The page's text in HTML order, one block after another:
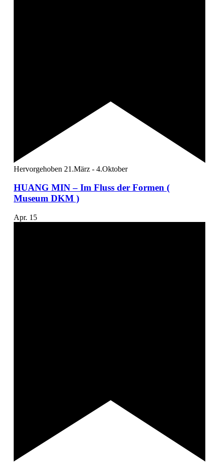
Hervorgehoben 21.März - 4.Oktober
HUANG MIN – Im Fluss der Formen (
Museum DKM )
Apr. 15